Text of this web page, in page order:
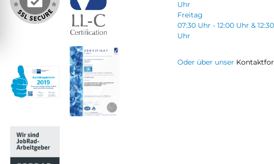
Uhr
Freitag
07:30 Uhr - 12:00 Uhr &
Uhr
Oder über unser